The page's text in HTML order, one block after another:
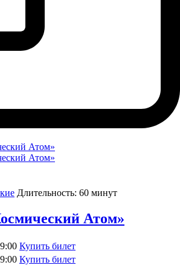
Длительность: 60 минут
Атом»
Купить билет
Купить билет